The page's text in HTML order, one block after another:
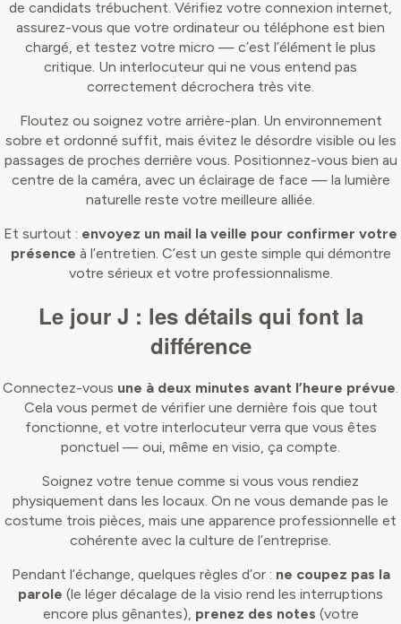
de candidats trébuchent. Vérifiez votre connexion internet,
assurez-vous que votre ordinateur ou téléphone est bien
chargé, et testez votre micro — c’est l’élément le plus
critique. Un interlocuteur qui ne vous entend pas
correctement décrochera très vite.
Floutez ou soignez votre arrière-plan. Un environnement
sobre et ordonné suffit, mais évitez le désordre visible ou les
passages de proches derrière vous. Positionnez-vous bien au
centre de la caméra, avec un éclairage de face — la lumière
naturelle reste votre meilleure alliée.
Et surtout : envoyez un mail la veille pour confirmer votre
présence à l’entretien. C’est un geste simple qui démontre
votre sérieux et votre professionnalisme.
Le jour J : les détails qui font la
différence
Connectez-vous une à deux minutes avant l’heure prévue.
Cela vous permet de vérifier une dernière fois que tout
fonctionne, et votre interlocuteur verra que vous êtes
ponctuel — oui, même en visio, ça compte.
Soignez votre tenue comme si vous vous rendiez
physiquement dans les locaux. On ne vous demande pas le
costume trois pièces, mais une apparence professionnelle et
cohérente avec la culture de l’entreprise.
Pendant l’échange, quelques règles d’or : ne coupez pas la
parole (le léger décalage de la visio rend les interruptions
encore plus gênantes), prenez des notes (votre